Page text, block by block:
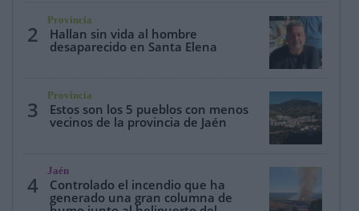
2
Provincia
Hallan sin vida al hombre
desaparecido en Santa Elena
3
Provincia
Estos son los 5 pueblos con menos
vecinos de la provincia de Jaén
4
Jaén
Controlado el incendio que ha
generado una gran columna de